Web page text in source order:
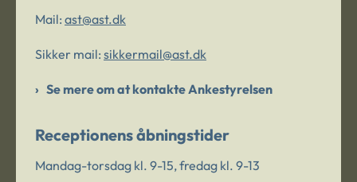
Mail: ast@ast.dk
Sikker mail: sikkermail@ast.dk
Se mere om at kontakte Ankestyrelsen
Receptionens åbningstider
Mandag-torsdag kl. 9-15, fredag kl. 9-13